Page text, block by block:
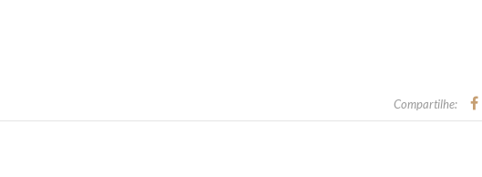
Compartilhe: